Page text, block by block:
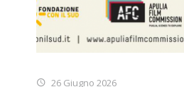
26 Giugno 2026